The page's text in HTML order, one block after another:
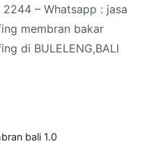
– Whatsapp : jasa
membran bakar
di BULELENG,BALI
bali 1.0